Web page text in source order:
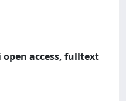
access, fulltext